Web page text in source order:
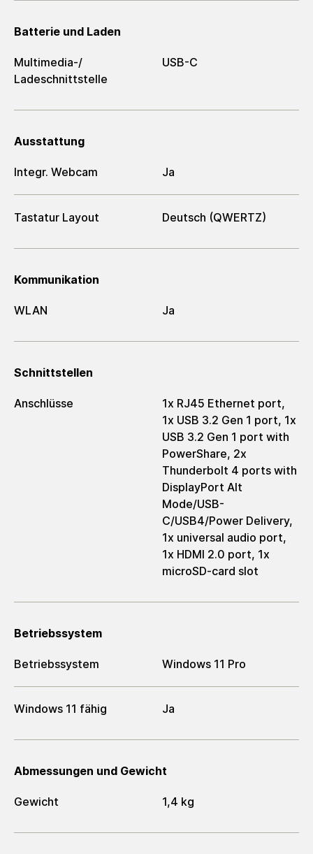
Batterie und Laden
Multimedia-/​
Ladeschnittstelle
USB-C
Ausstattung
Integr. Webcam Ja
Tastatur Layout Deutsch (QWERTZ)
Kommunikation
WLAN Ja
Schnittstellen
Anschlüsse
1x RJ45 Ethernet port,
1x USB 3.2 Gen 1 port, 1x
USB 3.2 Gen 1 port with
PowerShare, 2x
Thunderbolt 4 ports with
DisplayPort Alt
Mode/USB-
C/USB4/Power Delivery,
1x universal audio port,
1x HDMI 2.0 port, 1x
microSD-card slot
Betriebssystem
Betriebssystem Windows 11 Pro
Windows 11 fähig Ja
Abmessungen und Gewicht
Gewicht 1,4 kg